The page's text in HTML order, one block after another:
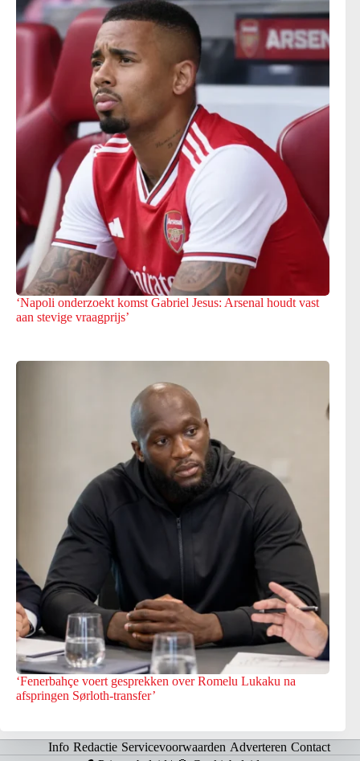
‘Napoli onderzoekt komst Gabriel Jesus: Arsenal houdt vast
aan stevige vraagprijs’
‘Fenerbahçe voert gesprekken over Romelu Lukaku na
afspringen Sørloth-transfer’
Info Redactie Servicevoorwaarden Adverteren Contact